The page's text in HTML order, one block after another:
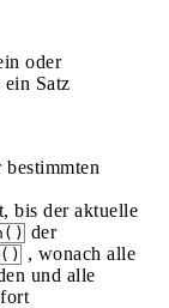
oder
Satz
bis der aktuelle
der
, wonach alle
und alle